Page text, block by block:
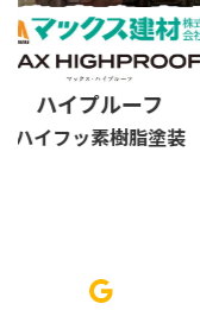
ハイプルーフ
イフッ素樹脂塗装
Google